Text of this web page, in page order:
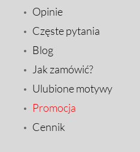
Opinie
Częste pytania
Blog
Jak zamówić?
Ulubione motywy
Promocja
Cennik